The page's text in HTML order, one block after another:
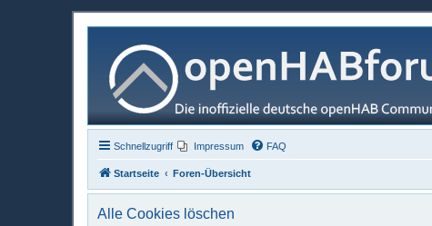
Schnellzugriff Impressum FAQ
Startseite Foren-Übersicht
Alle Cookies löschen